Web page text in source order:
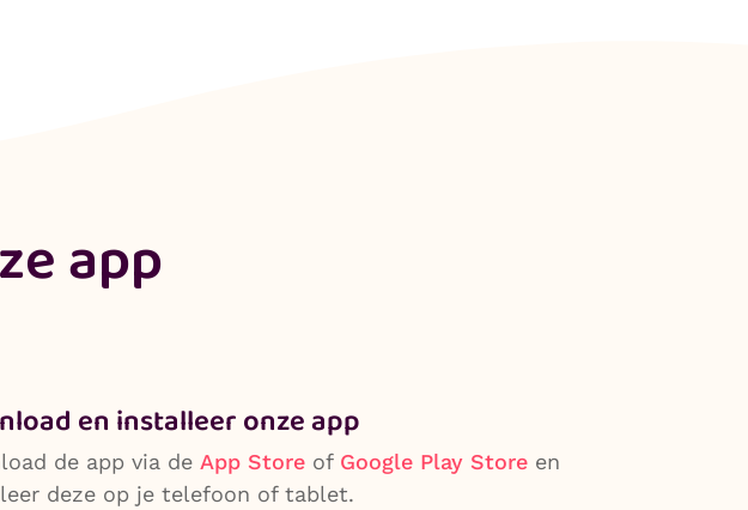
app
en installeer onze app
de app via de App Store of Google Play Store en
deze op je telefoon of tablet.